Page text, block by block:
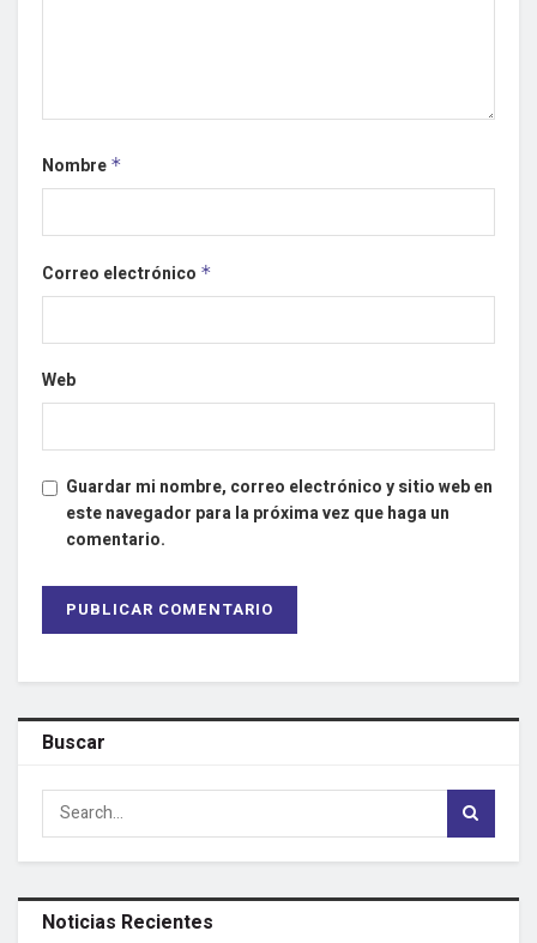
Nombre *
Correo electrónico *
Web
Guardar mi nombre, correo electrónico y sitio web en
este navegador para la próxima vez que haga un
comentario.
Buscar
Noticias Recientes